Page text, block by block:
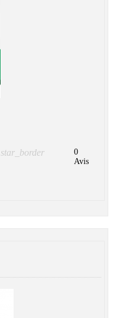
star_border
0
Avis